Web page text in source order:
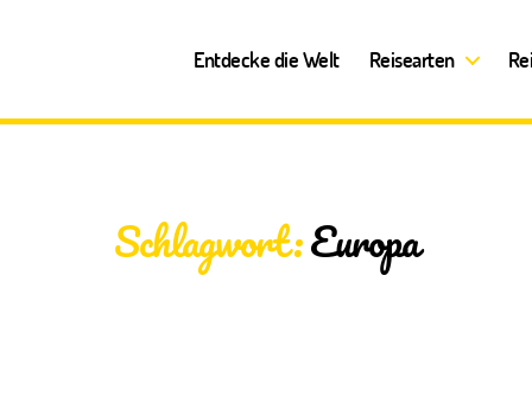
Entdecke die Welt Reisearten
Schlagwort:Europa